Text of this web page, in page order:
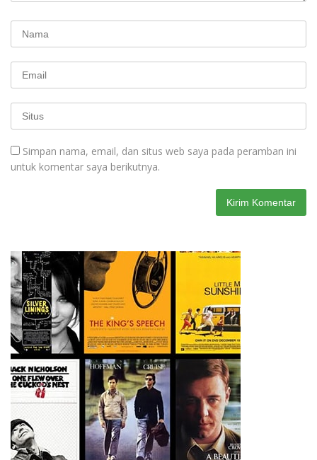
Simpan nama, email, dan situs web saya pada peramban ini
untuk komentar saya berikutnya.